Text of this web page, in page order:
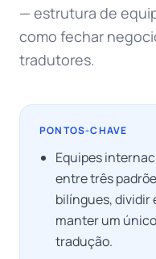
— estrutura de
como fechar
tradutores.
PONTOS-CHAVE
Equipes
entre três
bilíngues, dividir
manter um
tradução.